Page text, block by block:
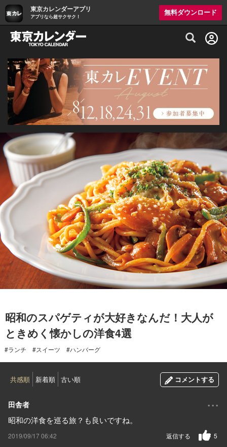
東京カレンダーアプリ
アプリなら超サクサク！
無料ダウンロード
グルメ情報・プレミアムレストラン予約
昭和のスパゲティが大好きなんだ！大人が
ときめく懐かしの洋食4選
#ランチ #スイーツ #ハンバーグ
共感順 新着順 古い順 コメントする
田舎者 ...
昭和の洋食を巡る旅？も良いですね。
2019/09/17 06:42 5
返信する